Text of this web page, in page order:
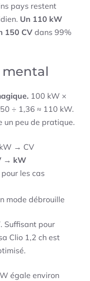
pays restent
Un 110 kW
150 CV dans 99%
mental
100 kW ×
÷ 1,36 ≈ 110 kW.
un peu de pratique.
→ CV
→ kW
pour les cas
mode débrouille
. Suffisant pour
Clio 1,2 ch est
égale environ